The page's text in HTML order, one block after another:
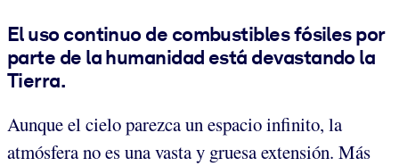
El uso continuo de combustibles fósiles por
parte de la humanidad está devastando la
Tierra.
Aunque el cielo parezca un espacio infinito, la
atmósfera no es una vasta y gruesa extensión. Más